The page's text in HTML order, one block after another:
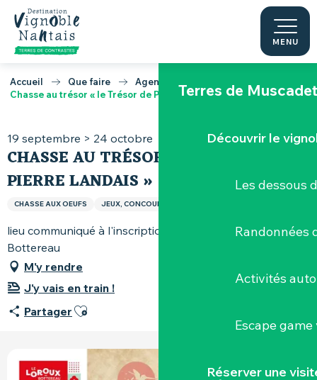
Aller
contenu
principal
MENU
La Maine
Terres de Muscadet
Découvrir le
Les dessous
Randonnées
Activités
Escape
Réserver une
Accueil Que faire
Agenda
Chasse au trésor « le Trésor de Pierre Landais »
19 septembre > 24 octobre
CHASSE AU TRÉSOR « LE TRÉSOR DE
PIERRE LANDAIS »
CHASSE AUX OEUFS JEUX, CONCOURS, RALLYE
lieu communiqué à l'inscription, 44430 Le Loroux-
Bottereau
M'y rendre
J'y vais en train !
Partager Ajouter aux favoris
+1 PHOTO